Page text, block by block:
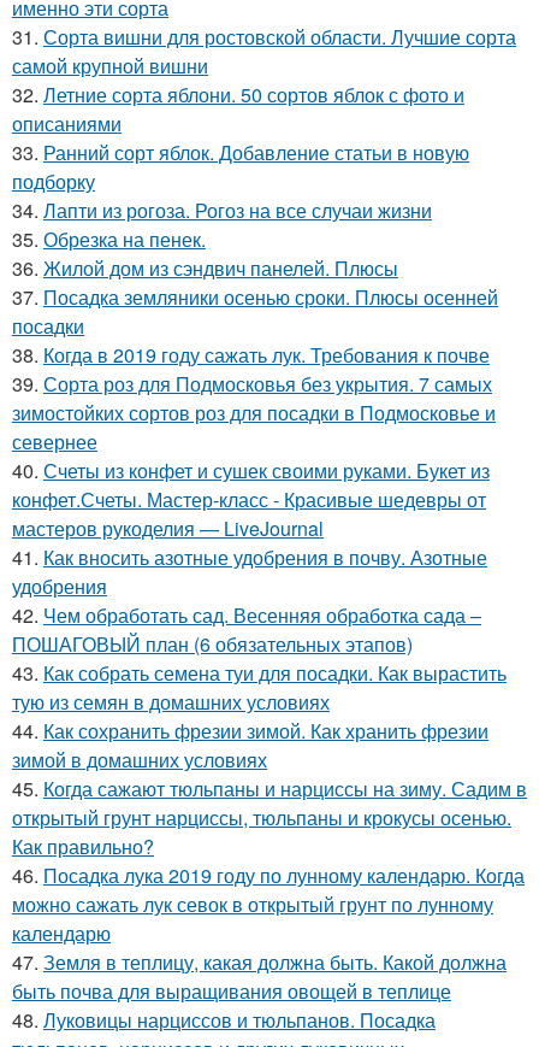
именно эти сорта
31. Сорта вишни для ростовской области. Лучшие сорта
самой крупной вишни
32. Летние сорта яблони. 50 сортов яблок с фото и
описаниями
33. Ранний сорт яблок. Добавление статьи в новую
подборку
34. Лапти из рогоза. Рогоз на все случаи жизни
35. Обрезка на пенек.
36. Жилой дом из сэндвич панелей. Плюсы
37. Посадка земляники осенью сроки. Плюсы осенней
посадки
38. Когда в 2019 году сажать лук. Требования к почве
39. Сорта роз для Подмосковья без укрытия. 7 самых
зимостойких сортов роз для посадки в Подмосковье и
севернее
40. Счеты из конфет и сушек своими руками. Букет из
конфет.Счеты. Мастер-класс - Красивые шедевры от
мастеров рукоделия — LiveJournal
41. Как вносить азотные удобрения в почву. Азотные
удобрения
42. Чем обработать сад. Весенняя обработка сада –
ПОШАГОВЫЙ план (6 обязательных этапов)
43. Как собрать семена туи для посадки. Как вырастить
тую из семян в домашних условиях
44. Как сохранить фрезии зимой. Как хранить фрезии
зимой в домашних условиях
45. Когда сажают тюльпаны и нарциссы на зиму. Садим в
открытый грунт нарциссы, тюльпаны и крокусы осенью.
Как правильно?
46. Посадка лука 2019 году по лунному календарю. Когда
можно сажать лук севок в открытый грунт по лунному
календарю
47. Земля в теплицу, какая должна быть. Какой должна
быть почва для выращивания овощей в теплице
48. Луковицы нарциссов и тюльпанов. Посадка